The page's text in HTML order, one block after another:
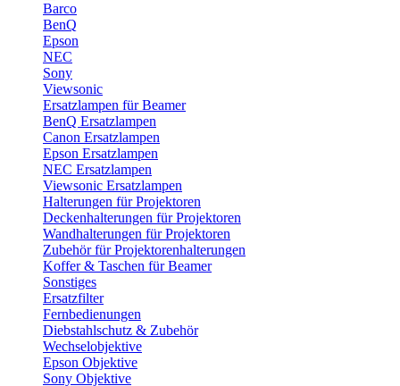
Barco
BenQ
Epson
NEC
Sony
Viewsonic
Ersatzlampen für Beamer
BenQ Ersatzlampen
Canon Ersatzlampen
Epson Ersatzlampen
NEC Ersatzlampen
Viewsonic Ersatzlampen
Halterungen für Projektoren
Deckenhalterungen für Projektoren
Wandhalterungen für Projektoren
Zubehör für Projektorenhalterungen
Koffer & Taschen für Beamer
Sonstiges
Ersatzfilter
Fernbedienungen
Diebstahlschutz & Zubehör
Wechselobjektive
Epson Objektive
Sony Objektive